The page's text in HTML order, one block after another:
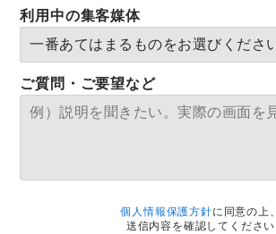
利用中の集客媒体
ご質問・ご要望など
個人情報保護方針に同意の上、
送信内容を確認してください